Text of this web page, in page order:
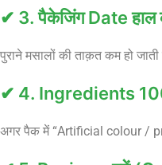
✔ 3. पैकेजिंग Date हाल
पुराने मसालों की ताक़त कम हो जाती
✔ 4. Ingredients
अगर पैक में “Artificial colour /